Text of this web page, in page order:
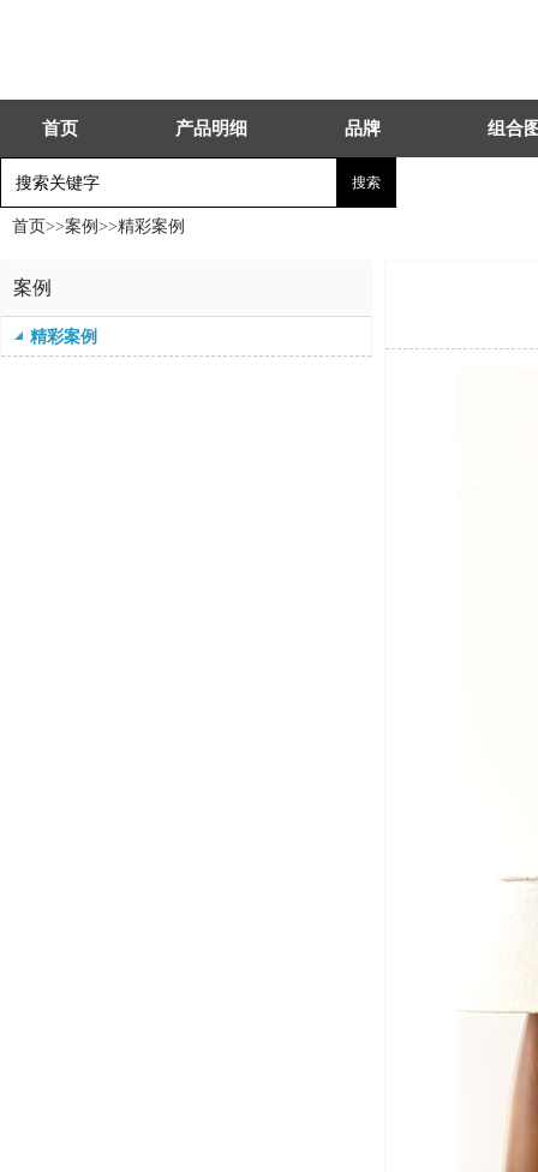
首页 产品明细 品牌 组合
首页>>案例 >>精彩案例
案例
精彩案例